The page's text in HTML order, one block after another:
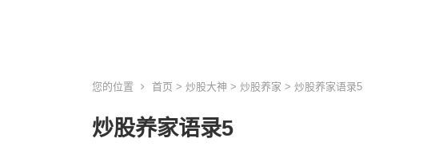
您的位置 首页 > 炒股大神 > 炒股养家 > 炒股养家语录5
炒股养家语录5